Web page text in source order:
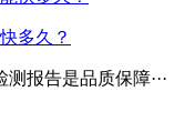
多久？
报告是品质保障···